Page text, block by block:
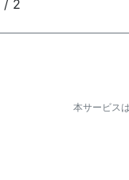
/ 2
本サービス